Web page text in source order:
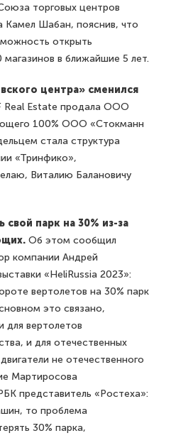
торговых центров
Камел Шабан, пояснив, что
открыть
в ближайшие 5 лет.
центра» сменился
Real Estate продала ООО
100% ООО «Стокманн
стала структура
«Тринфико»,
Виталию Балановичу
парк на 30% из-за
Об этом сообщил
компании Андрей
«HeliRussia 2023»:
вертолетов на 30% парк
это связано,
для вертолетов
и для отечественных
не отечественного
Мартиросова
представитель «Ростеха»:
то проблема
30% парка,